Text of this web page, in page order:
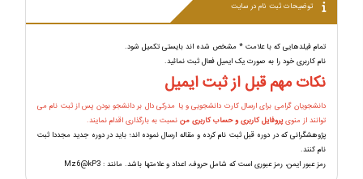
توضیحات ثبت نام در سایت
تمام فیلدهایی که با علامت * مشخص شده اند بایستی تکمیل شود.
نام کاربری خود را به صورت یک ایمیل فعال ثبت نمائید.
نکات مهم قبل از ثبت ایمیل
دانشجویان گرامی برای ارسال کارت دانشجویی و یا مدرکی دال بر دانشجو بودن پس از ثبت نام می
توانند از منویپروفایل کاربری و حساب کاربری مننسبت به بارگذاری اقدام نمایند.
پژوهشگرانی که در دوره قبل ثبت نام کرده و مقاله ارسال نموده اند؛ باید در دوره جدید مجددا ثبت
نام کنند.
رمز عبور ایمن، رمز عبوری است که شامل حروف، اعداد و علامتها باشد. مانند : Mz6@kP3